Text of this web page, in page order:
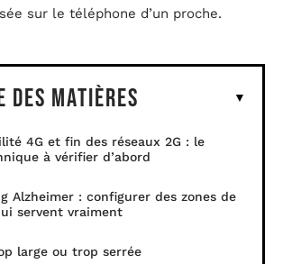
sur le téléphone d’un proche.
des matières
4G et fin des réseaux 2G : le
à vérifier d’abord
Alzheimer : configurer des zones de
servent vraiment
large ou trop serrée